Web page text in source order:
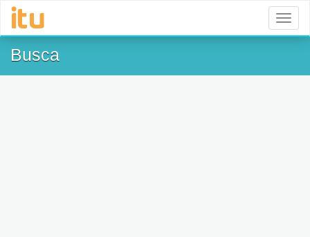
Busca